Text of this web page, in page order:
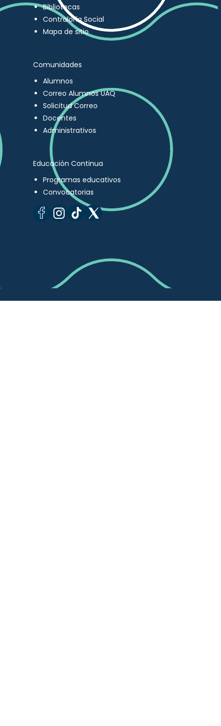
Bibliotecas
Contraloría Social
Mapa de sitio
Comunidades
Alumnos
Correo Alumnos UAQ
Solicitud Correo
Docentes
Administrativos
Educación Continua
Programas educativos
Convocatorias